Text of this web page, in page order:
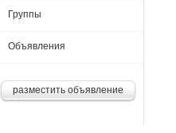
Группы
Объявления
разместить объявление